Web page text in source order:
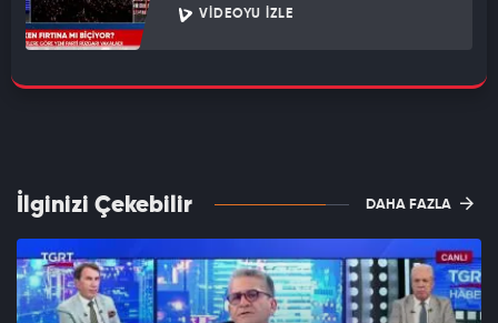
VIDEOYU İZLE
İlginizi Çekebilir DAHA FAZLA